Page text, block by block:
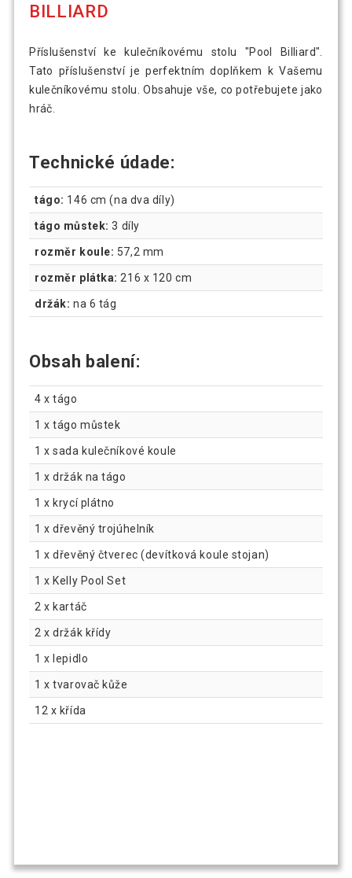
BILLIARD
Příslušenství ke kulečníkovému stolu "Pool Billiard".
Tato příslušenství je perfektním doplňkem k Vašemu
kulečníkovému stolu. Obsahuje vše, co potřebujete jako
hráč.
Technické údade:
tágo: 146 cm (na dva díly)
tágo můstek: 3 díly
rozměr koule: 57,2 mm
rozměr plátka: 216 x 120 cm
držák: na 6 tág
Obsah balení:
4 x tágo
1 x tágo můstek
1 x sada kulečníkové koule
1 x držák na tágo
1 x krycí plátno
1 x dřevěný trojúhelník
1 x dřevěný čtverec (devítková koule stojan)
1 x Kelly Pool Set
2 x kartáč
2 x držák křídy
1 x lepidlo
1 x tvarovač kůže
12 x křída